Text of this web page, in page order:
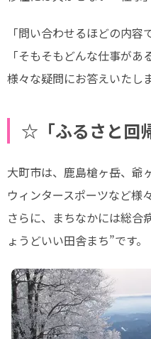
「問い合わせるほどの内
「そもそもどんな仕事があ
様々な疑問にお答えいたし
☆「ふるさと回
大町市は、鹿島槍ヶ岳、爺
ウィンタースポーツなど様
さらに、まちなかには総合
ょうどいい田舎まち”です。